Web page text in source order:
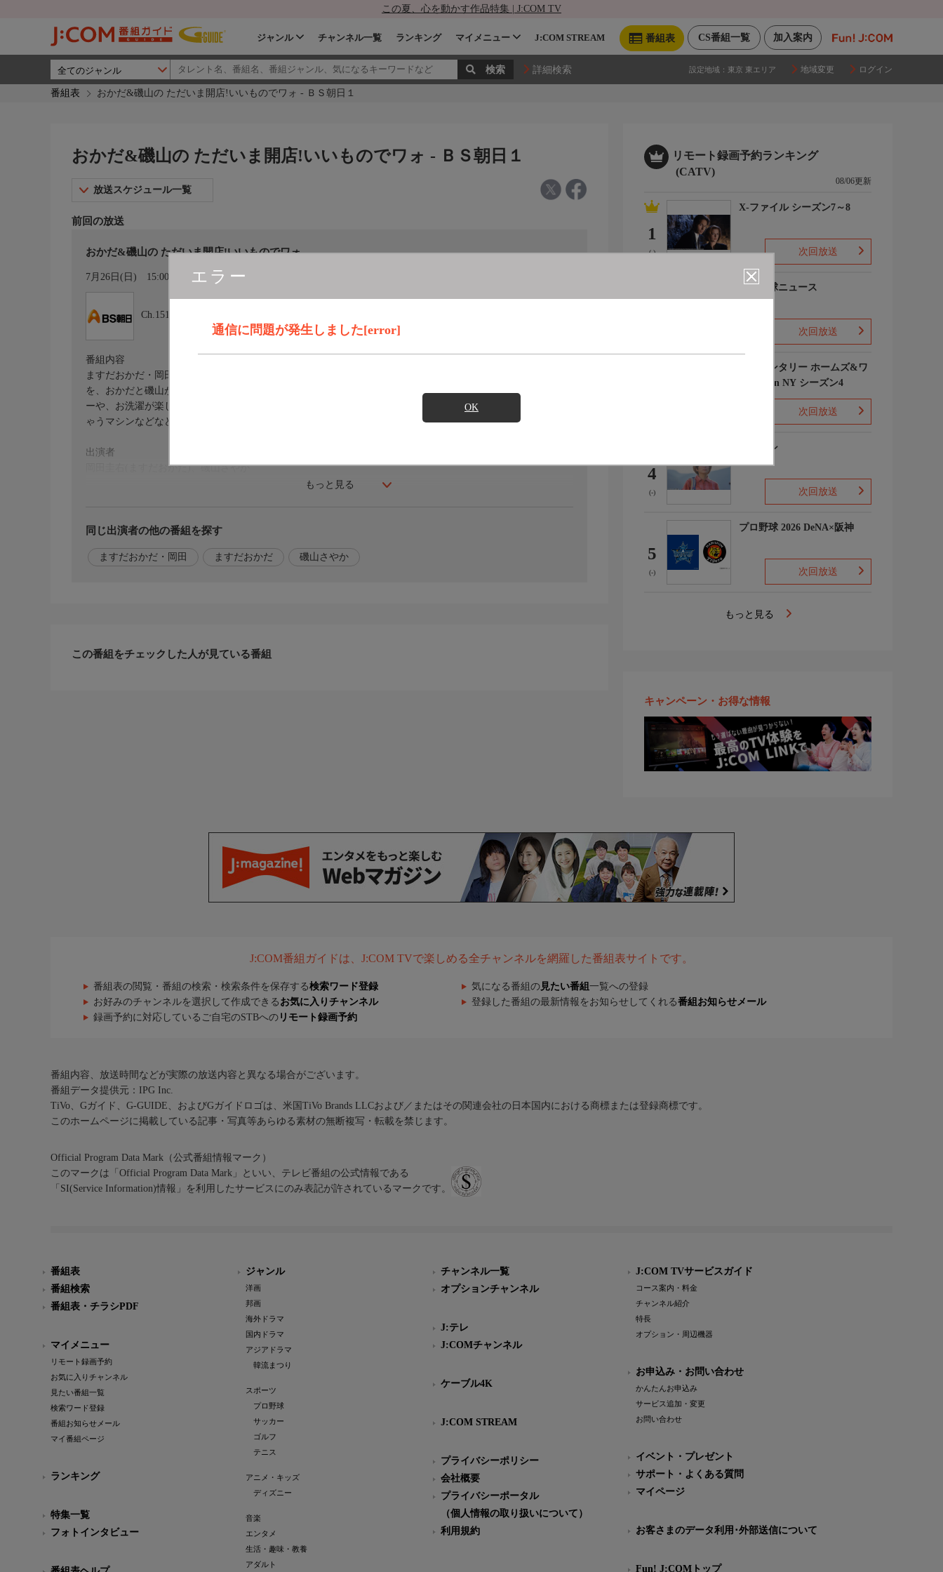
この夏、心を動かす作品特集 | J:COM TV
加入案内
CS番組一覧
番組表
ジャンル チャンネル一覧 ランキング マイメニュー J:COM STREAM
詳細検索 設定地域： 東京 東エリア 地域変更 ログイン
番組表 おかだ&磯山の ただいま開店!いいものでワォ - ＢＳ朝日１
エラー
通信に問題が発生しました[error]
OK
おかだ&磯山の ただいま開店!いいものでワォ - ＢＳ朝日１
放送スケジュール一覧
前回の放送
おかだ&磯山の ただいま開店!いいものでワォ
7月26日(日) 15:00〜15:54 カレンダー登録
Ch.151
もっと見る
番組内容
ますだおかだ・岡田圭右と磯山さやかがお届けする、楽しいお買い物プログラム!続々と登場する「いいもの」
を、おかだと磯山がお試し!どれもテレビを見ながら買うことができちゃいます!超大粒ダイヤが輝くジュエリ
ーや、お洗濯が楽しくなる!驚きのアイテム、フィットネスクラブが開発!寝るだけで簡単にストレッチできち
ゃうマシンなどなど、おすすめの「いいもの」が満載!果たして、おかだの「ワォ」は飛び出すのか!?
出演者
岡田圭右(ますだおかだ)、磯山さやか
https://www.bs-asahi.co.jp/tadaimakaiten/
同じ出演者の他の番組を探す
ますだおかだ・岡田 ますだおかだ 磯山さやか
この番組をチェックした人が見ている番組
リモート録画予約ランキング
(CATV)
08/06更新
1
(-)
X-ファイル シーズン7～8
次回放送
プロ野球ニュース
次回放送
エレメンタリー ホームズ&ワ
トソン in NY シーズン4
次回放送
4
(-)
下山メシ
次回放送
5
(-)
プロ野球 2026 DeNA×阪神
次回放送
もっと見る
キャンペーン・お得な情報
J:COM番組ガイドは、J:COM TVで楽しめる全チャンネルを網羅した番組表サイトです。
番組表の閲覧・番組の検索・検索条件を保存する検索ワード登録 気になる番組の 見たい番組 一覧への登録
お好みのチャンネルを選択して作成できる お気に入りチャンネル 登録した番組の最新情報をお知らせしてくれる番組お知らせメール
録画予約に対応しているご自宅のSTBへの リモート録画予約
番組内容、放送時間などが実際の放送内容と異なる場合がございます。
番組データ提供元：IPG Inc.
TiVo、Gガイド、G-GUIDE、およびGガイドロゴは、米国TiVo Brands LLCおよび／またはその関連会社の日本国内における商標または登録商標です。
このホームページに掲載している記事・写真等あらゆる素材の無断複写・転載を禁じます。
Official Program Data Mark（公式番組情報マーク）
このマークは「Official Program Data Mark」といい、テレビ番組の公式情報である
「SI(Service Information)情報」を利用したサービスにのみ表記が許されているマークです。
番組表
番組検索
番組表・チラシPDF
マイメニュー
リモート録画予約
お気に入りチャンネル
見たい番組一覧
検索ワード登録
番組お知らせメール
マイ番組ページ
ランキング
特集一覧
フォトインタビュー
ジャンル
洋画
邦画
海外ドラマ
国内ドラマ
アジアドラマ
韓流まつり
スポーツ
プロ野球
サッカー
ゴルフ
テニス
アニメ・キッズ
ディズニー
音楽
エンタメ
生活・趣味・教養
アダルト
チャンネル一覧
オプションチャンネル
J:テレ
J:COMチャンネル
ケーブル4K
J:COM STREAM
プライバシーポリシー
会社概要
プライバシーポータル
（個人情報の取り扱いについて）
利用規約
J:COM TVサービスガイド
コース案内・料金
チャンネル紹介
特長
オプション・周辺機器
お申込み・お問い合わせ
かんたんお申込み
サービス追加・変更
お問い合わせ
イベント・プレゼント
サポート・よくある質問
マイページ
お客さまのデータ利用･外部送信について
Fun! J:COMトップ